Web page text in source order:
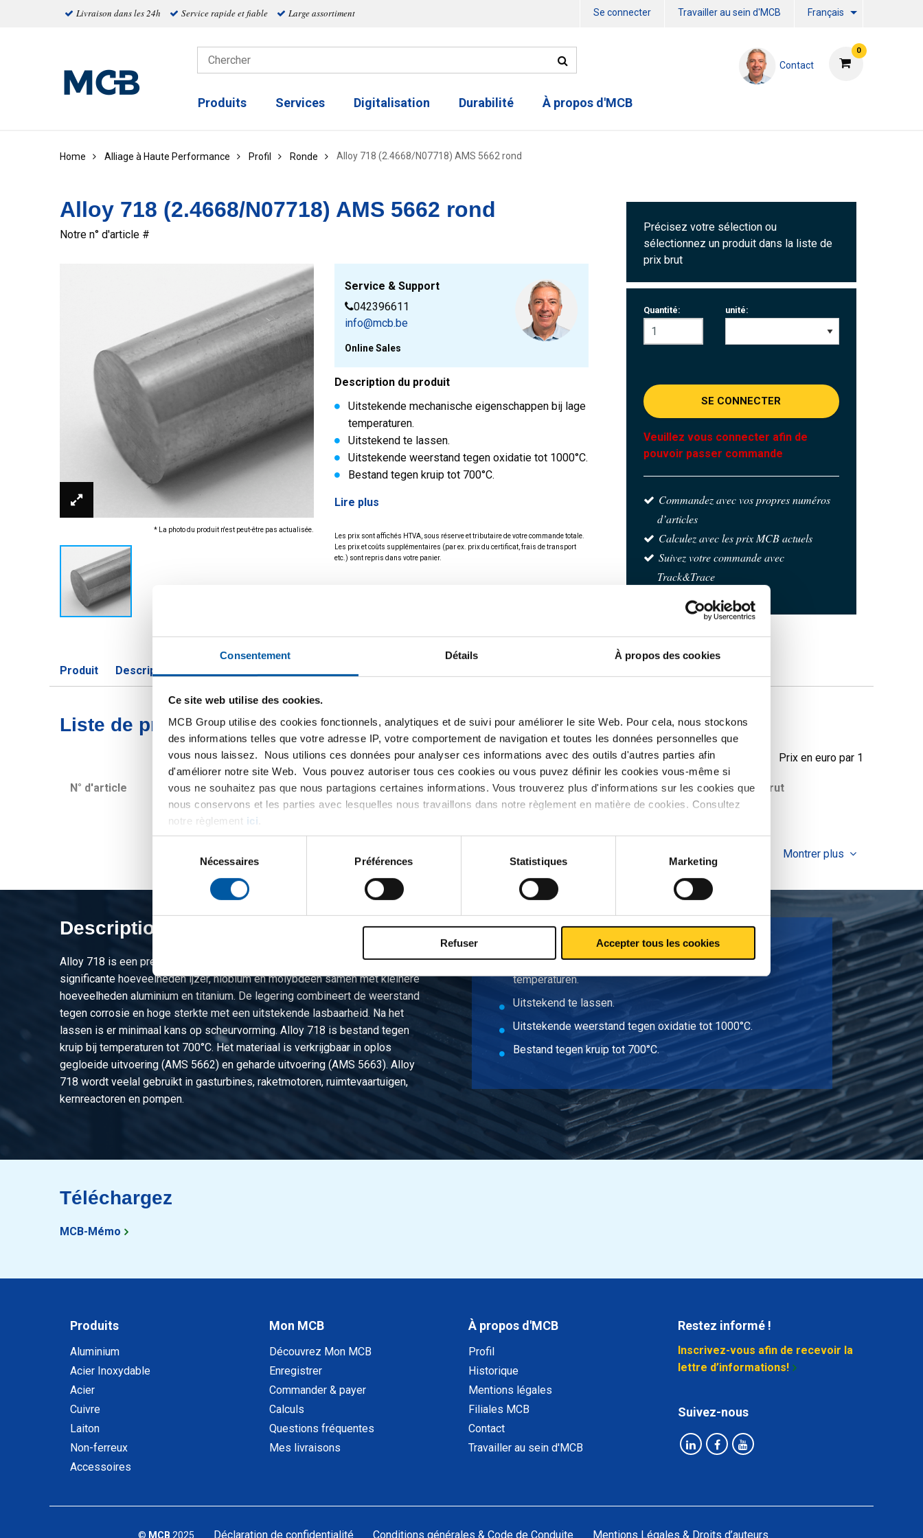
Consentement Détails À propos des cookies
Ce site web utilise des cookies.
MCB Group utilise des cookies fonctionnels, analytiques et de suivi pour améliorer le site Web. Pour cela, nous stockons
des informations telles que votre adresse IP, votre comportement de navigation et toutes les données personnelles que
vous nous laissez. Nous utilions ces données pour analyser ces informations avec des outils d'autres parties afin
d'améliorer notre site Web. Vous pouvez autoriser tous ces cookies ou vous puvez définir les cookies vous-même si
vous ne souhaitez pas que nous partagions certaines informations. Vous trouverez plus d'informations sur les cookies que
nous conservons et les parties avec lesquelles nous travaillons dans notre règlement en matière de cookies. Consultez
notre règlement ici
consentement
Nécessaires Préférences Statistiques Marketing
Refuser Accepter tous les cookies
Livraison dans les 24h Service rapide et fiable Large assortiment Se connecter Travailler au sein d'MCB Français
0
Contact
Produits Services Digitalisation Durabilité À propos d'MCB
Home Alliage à Haute Performance Profil Ronde Alloy 718 (2.4668/N07718) AMS 5662 rond
Alloy 718 (2.4668/N07718) AMS 5662 rond
Notre n° d'article #
* La photo du produit n'est peut-être pas actualisée.
Service & Support
042396611
info@mcb.be
Online Sales
Description du produit
Uitstekende mechanische eigenschappen bij lage
temperaturen.
Uitstekend te lassen.
Uitstekende weerstand tegen oxidatie tot 1000°C.
Bestand tegen kruip tot 700°C.
Lire plus
Les prix sont affichés HTVA, sous réserve et tributaire de votre commande totale.
Les prix et coûts supplémentaires (par ex. prix du certificat, frais de transport
etc.) sont repris dans votre panier.
Précisez votre sélection ou
sélectionnez un produit dans la liste de
prix brut
Quantité: unité:
SE CONNECTER
Veuillez vous connecter afin de
pouvoir passer commande
Commandez avec vos propres numéros
d’articles
Calculez avec les prix MCB actuels
Suivez votre commande avec
Track&Trace
Produit Description du produit Liste de prix brut Téléchargements
Liste de prix bruts: Alloy 718 (2.4668/N07718) AMS 5662 rond
Prix en euro par 1
N° d'article Description
Poids des pièces en
kg
Prix brut
Montrer plus
Description du produit
Alloy 718 is een precipitatie hardende nikkel-chroomlegering met
significante hoeveelheden ijzer, niobium en molybdeen samen met kleinere
hoeveelheden aluminium en titanium. De legering combineert de weerstand
tegen corrosie en hoge sterkte met een uitstekende lasbaarheid. Na het
lassen is er minimaal kans op scheurvorming. Alloy 718 is bestand tegen
kruip bij temperaturen tot 700°C. Het materiaal is verkrijgbaar in oplos
gegloeide uitvoering (AMS 5662) en geharde uitvoering (AMS 5663). Alloy
718 wordt veelal gebruikt in gasturbines, raketmotoren, ruimtevaartuigen,
kernreactoren en pompen.
Uitstekende mechanische eigenschappen bij lage
temperaturen.
Uitstekend te lassen.
Uitstekende weerstand tegen oxidatie tot 1000°C.
Bestand tegen kruip tot 700°C.
Téléchargez
MCB-Mémo
Produits
Aluminium
Acier Inoxydable
Acier
Cuivre
Laiton
Non-ferreux
Accessoires
Mon MCB
Découvrez Mon MCB
Enregistrer
Commander & payer
Calculs
Questions fréquentes
Mes livraisons
À propos d'MCB
Profil
Historique
Mentions légales
Filiales MCB
Contact
Travailler au sein d'MCB
Restez informé !
Inscrivez-vous afin de recevoir la
lettre d’informations!
Suivez-nous
© MCB 2025 Déclaration de confidentialité Conditions générales & Code de Conduite Mentions Légales & Droits d’auteurs